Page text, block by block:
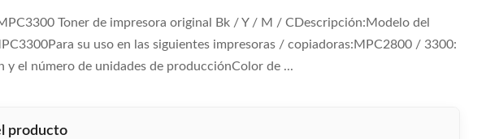
Toner de impresora original Bk / Y / M / CDescripción:Modelo del
su uso en las siguientes impresoras / copiadoras:MPC2800 / 3300:
y el número de unidades de producciónColor de ...
producto